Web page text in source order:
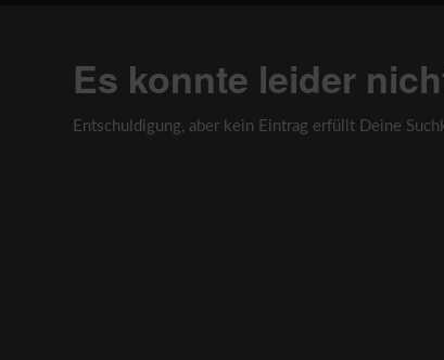
Es konnte leider
Entschuldigung, aber kein Eintrag erfüllt Deine